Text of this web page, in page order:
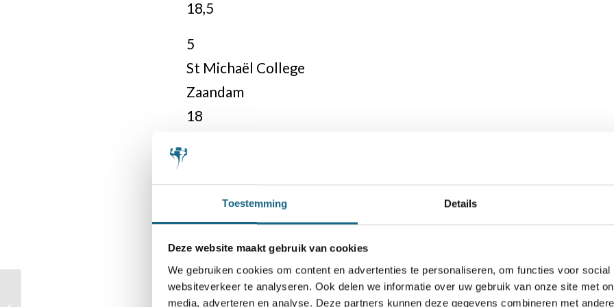
Toestemming Details
Deze website maakt gebruik van cookies
We gebruiken cookies om content en advertenties te personaliseren, om functies voor
websiteverkeer te analyseren. Ook delen we informatie over uw gebruik van onze site met
media, adverteren en analyse. Deze partners kunnen deze gegevens combineren met
18,5
5
St Michaël College
Zaandam
18
6
Hengelo
16,5
Sint Nicolaas Lyceum